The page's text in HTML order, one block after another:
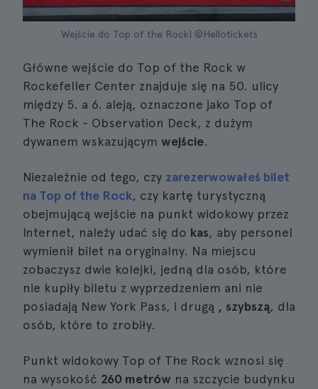
Wejście do Top of the Rock| ©Hellotickets
Główne wejście do Top of the Rock w
Rockefeller Center znajduje się na 50. ulicy
między 5. a 6. aleją, oznaczone jako Top of
The Rock - Observation Deck, z dużym
dywanem wskazującym wejście.
Niezależnie od tego, czy zarezerwowałeś bilet
na Top of the Rock, czy kartę turystyczną
obejmującą wejście na punkt widokowy przez
Internet, należy udać się do kas, aby personel
wymienił bilet na oryginalny. Na miejscu
zobaczysz dwie kolejki, jedną dla osób, które
nie kupiły biletu z wyprzedzeniem ani nie
posiadają New York Pass, i drugą , szybszą, dla
osób, które to zrobiły.
Punkt widokowy Top of The Rock wznosi się
na wysokość 260 metrów na szczycie budynku